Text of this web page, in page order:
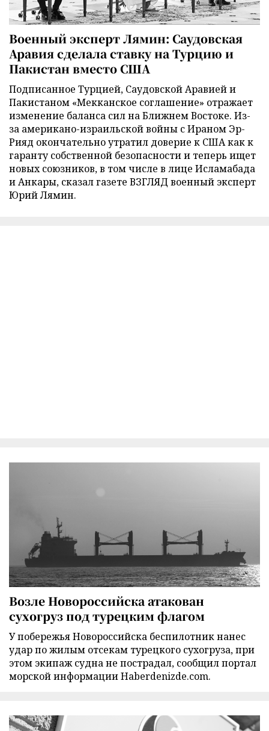
Военный эксперт Лямин: Саудовская
Аравия сделала ставку на Турцию и
Пакистан вместо США
Подписанное Турцией, Саудовской Аравией и
Пакистаном «Мекканское соглашение» отражает
изменение баланса сил на Ближнем Востоке. Из-
за американо-израильской войны с Ираном Эр-
Рияд окончательно утратил доверие к США как к
гаранту собственной безопасности и теперь ищет
новых союзников, в том числе в лице Исламабада
и Анкары, сказал газете ВЗГЛЯД военный эксперт
Юрий Лямин.
Возле Новороссийска атакован
сухогруз под турецким флагом
У побережья Новороссийска беспилотник нанес
удар по жилым отсекам турецкого сухогруза, при
этом экипаж судна не пострадал, сообщил портал
морской информации Haberdenizde.com.